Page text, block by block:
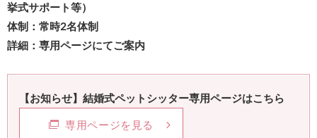
挙式サポート等）
体制：常時2名体制
詳細：専用ページにてご案内
【お知らせ】結婚式ペットシッター専用ページはこちら
専用ページを見る